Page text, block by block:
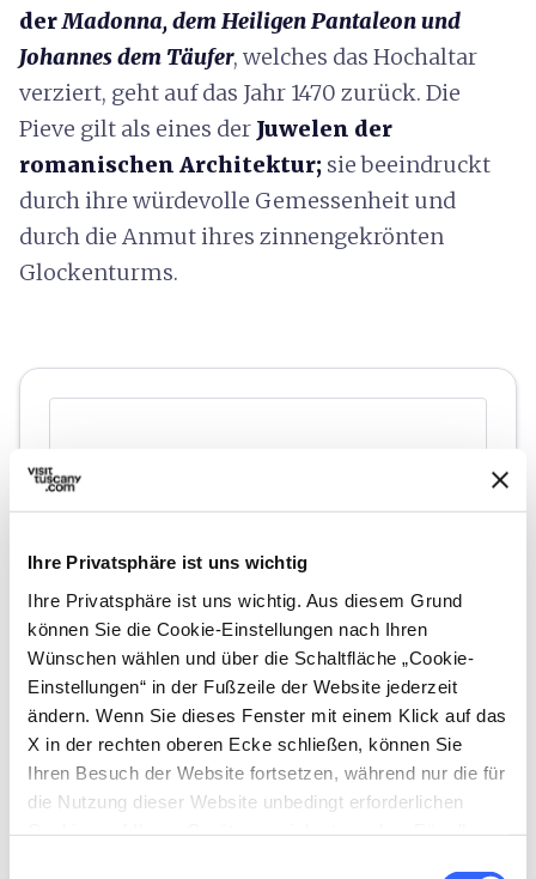
Ihre Privatsphäre ist uns wichtig
Ihre Privatsphäre ist uns wichtig. Aus diesem Grund
können Sie die Cookie-Einstellungen nach Ihren
Wünschen wählen und über die Schaltfläche „Cookie-
Einstellungen“ in der Fußzeile der Website jederzeit
ändern. Wenn Sie dieses Fenster mit einem Klick auf das
X in der rechten oberen Ecke schließen, können Sie
Ihren Besuch der Website fortsetzen, während nur die für
die Nutzung dieser Website unbedingt erforderlichen
derMadonna, dem Heiligen Pantaleon und
Johannes dem Täufer, welches das Hochaltar
verziert, geht auf das Jahr 1470 zurück. Die
Pieve gilt als eines der Juwelen der
romanischen Architektur; siebeeindruckt
durch ihre würdevolle Gemessenheit und
durch die Anmut ihres zinnengekrönten
Glockenturms.
directions Wegbeschreibung
Hinweise
home Wo